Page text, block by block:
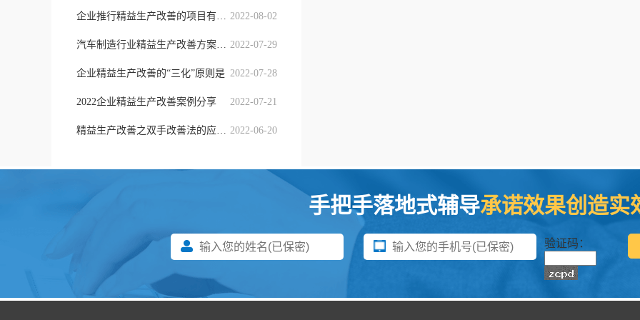
企业推行精益生产改善的项目有哪些 2022-08-02
汽车制造行业精益生产改善方案实施 2022-07-29
企业精益生产改善的“三化”原则是 2022-07-28
2022企业精益生产改善案例分享 2022-07-21
精益生产改善之双手改善法的应用！ 2022-06-20
手把手落地式辅导承诺效果创造实
验证码：